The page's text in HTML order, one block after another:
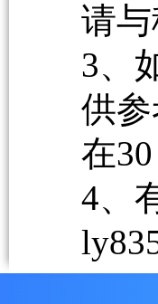
请
3、
供
在30
4、